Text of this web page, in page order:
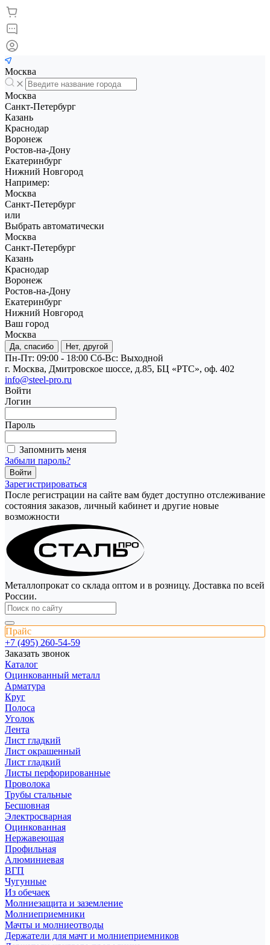
Москва
Москва
Санкт-Петербург
Казань
Краснодар
Воронеж
Ростов-на-Дону
Екатеринбург
Нижний Новгород
Например:
Москва
Санкт-Петербург
или
Выбрать автоматически
Москва
Санкт-Петербург
Казань
Краснодар
Воронеж
Ростов-на-Дону
Екатеринбург
Нижний Новгород
Ваш город
Москва
Да, спасибо Нет, другой
Пн-Пт: 09:00 - 18:00 Cб-Вс: Выходной
г. Москва, Дмитровское шоссе, д.85, БЦ «РТС», оф. 402
info@steel-pro.ru
Войти
Логин
Пароль
Запомнить меня
Забыли пароль?
Зарегистрироваться
После регистрации на сайте вам будет доступно отслеживание
состояния заказов, личный кабинет и другие новые
возможности
Металлопрокат со склада оптом и в розницу. Доставка по всей
России.
Прайс
+7 (495) 260-54-59
Заказать звонок
Каталог
Оцинкованный металл
Арматура
Круг
Полоса
Уголок
Лента
Лист гладкий
Лист окрашенный
Лист гладкий
Листы перфорированные
Проволока
Трубы стальные
Бесшовная
Электросварная
Оцинкованная
Нержавеющая
Профильная
Алюминиевая
ВГП
Чугунные
Из обечаек
Молниезащита и заземление
Молниеприемники
Мачты и молниеотводы
Держатели для мачт и молниеприемников